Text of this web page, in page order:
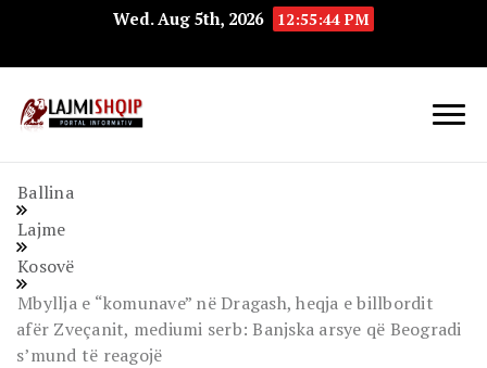
Wed. Aug 5th, 2026 12:55:45 PM
Ballina
Lajme
Kosovë
Mbyllja e “komunave” në Dragash, heqja e billbordit
afër Zveçanit, mediumi serb: Banjska arsye që Beogradi
s’mund të reagojë